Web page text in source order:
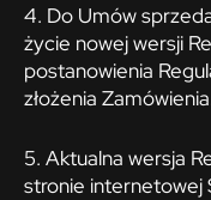
4. Do Umów
życie nowej wersji
postanowienia
złożenia
5. Aktualna wersja
stronie internetowej